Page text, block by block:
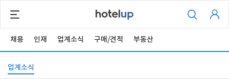
채용 인재 업계소식 구매/견적 부동산
업계소식